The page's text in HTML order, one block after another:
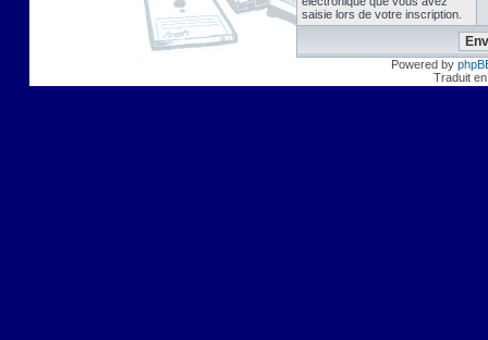
saisie lors de votre inscription.
Powered by
Traduit